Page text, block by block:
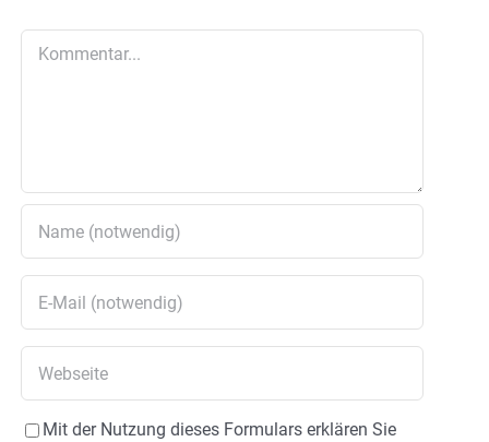
Mit der Nutzung dieses Formulars erklären Sie